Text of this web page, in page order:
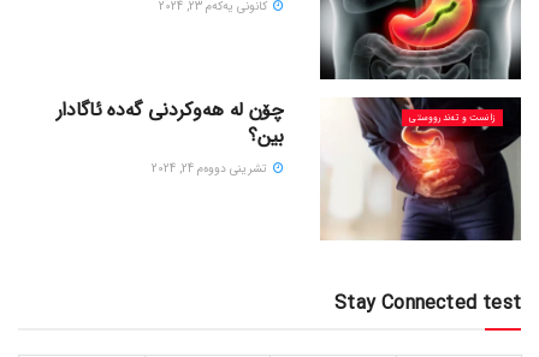
كانونی یه‌كه‌م 23, 2024
زانست و تەندرووستی
چۆن لە هەوکردنی گەدە ئاگادار
بین؟
تشرینی دووه‌م 24, 2024
Stay Connected test